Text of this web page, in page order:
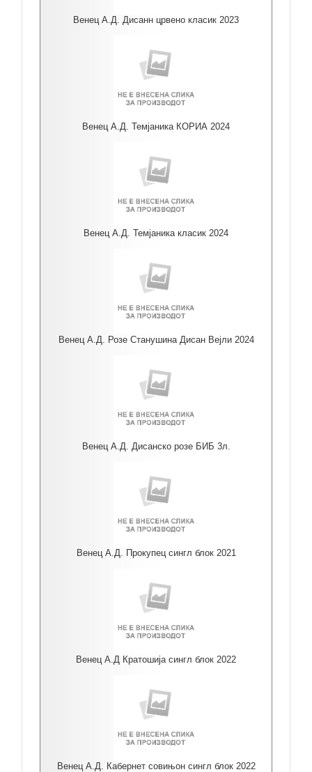
Венец А.Д. Дисанн црвено класик 2023
Венец А.Д. Темјаника КОРИА 2024
Венец А.Д. Темјаника класик 2024
Венец А.Д. Розе Станушина Дисан Вејли 2024
Венец А.Д. Дисанско розе БИБ 3л.
Венец А.Д. Прокупец сингл блок 2021
Венец А.Д Кратошија сингл блок 2022
Венец А.Д. Кабернет совињон сингл блок 2022